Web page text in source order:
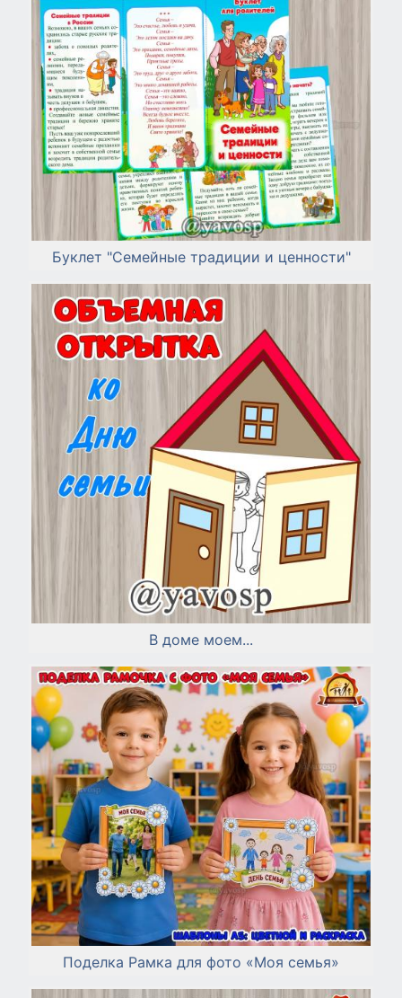
Буклет "Семейные традиции и ценности"
В доме моем...
Поделка Рамка для фото «Моя семья»